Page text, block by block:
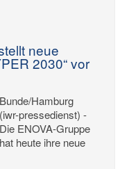
neue
2030“ vor
Bunde/Hamburg
(iwr-pressedienst) -
Die ENOVA-Gruppe
hat heute ihre neue